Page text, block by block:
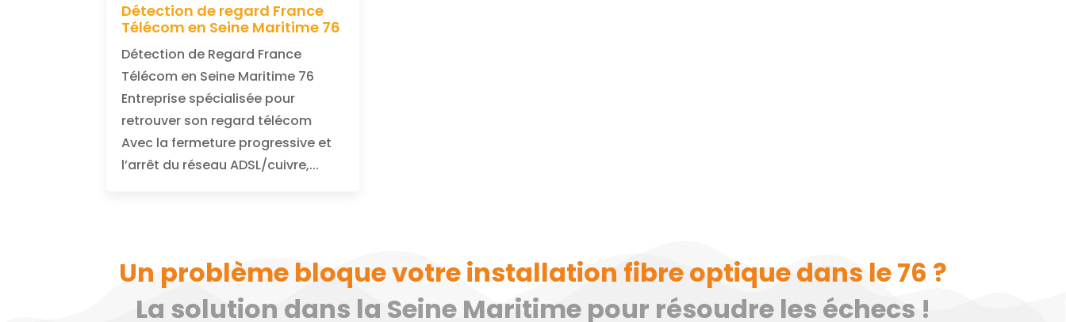
Détection de regard France
Télécom en Seine Maritime 76
Détection de Regard France
Télécom en Seine Maritime 76
Entreprise spécialisée pour
retrouver son regard télécom
Avec la fermeture progressive et
l’arrêt du réseau ADSL/cuivre,...
Un problème bloque votre installation fibre optique dans le 76 ?
La solution dans la Seine Maritime pour résoudre les échecs !